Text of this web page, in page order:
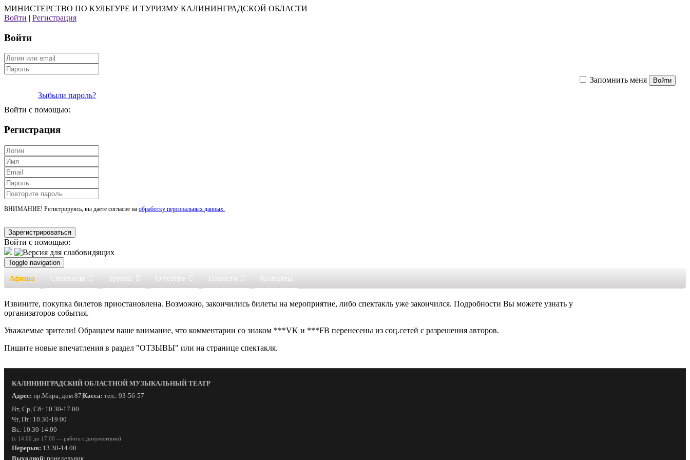
МИНИСТЕРСТВО ПО КУЛЬТУРЕ И ТУРИЗМУ КАЛИНИНГРАДСКОЙ ОБЛАСТИ
Войти | Регистрация
Войти
Запомнить меня
Зыбыли пароль?
Войти с помощью:
Регистрация
ВНИМАНИЕ! Регистрируясь, вы даете согласие на обработку персональных данных.
Войти с помощью:
Toggle navigation
Афиша Спектакли Труппа О театре Новости Контакты
Извините, покупка билетов приостановлена. Возможно, закончились билеты на мероприятие, либо спектакль уже закончился. Подробности Вы можете узнать у
организаторов события.
Уважаемые зрители! Обращаем ваше внимание, что комментарии со знаком ***VK и ***FB перенесены из соц.сетей с разрешения авторов.
Пишите новые впечатления в раздел "ОТЗЫВЫ" или на странице спектакля.
КАЛИНИНГРАДСКИЙ ОБЛАСТНОЙ МУЗЫКАЛЬНЫЙ ТЕАТР
Адрес: пр.Мира, дом 87|Касса: тел.: 93-56-57
Вт, Ср, Сб: 10.30-17.00
Чт, Пт: 10.30-19.00
Вс: 10.30-14.00
(с 14.00 до 17.00 — работа с документами)
Перерыв: 13.30-14.00
Выходной: понедельник